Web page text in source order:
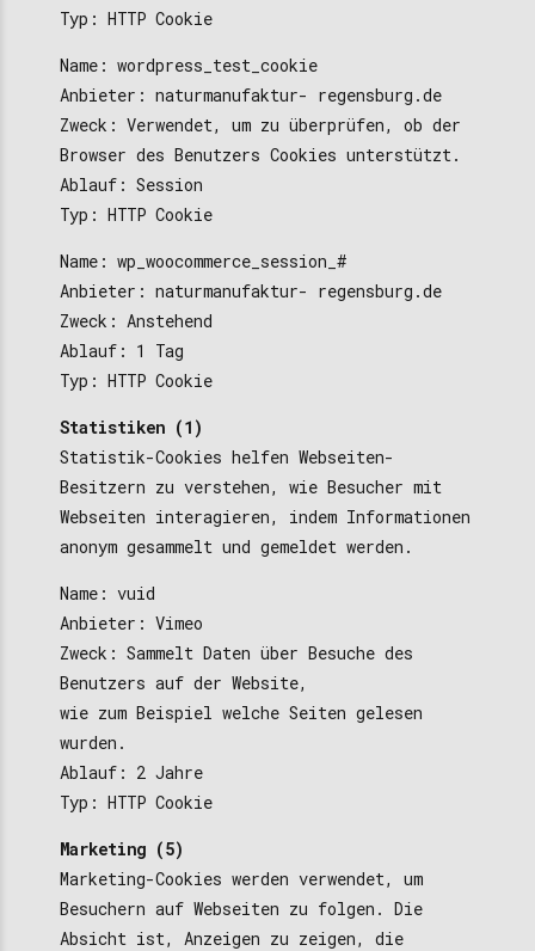
Typ: HTTP Cookie
Name: wordpress_test_cookie
Anbieter: naturmanufaktur- regensburg.de
Zweck: Verwendet, um zu überprüfen, ob der
Browser des Benutzers Cookies unterstützt.
Ablauf: Session
Typ: HTTP Cookie
Name: wp_woocommerce_session_#
Anbieter: naturmanufaktur- regensburg.de
Zweck: Anstehend
Ablauf: 1 Tag
Typ: HTTP Cookie
Statistiken (1)
Statistik-Cookies helfen Webseiten-
Besitzern zu verstehen, wie Besucher mit
Webseiten interagieren, indem Informationen
anonym gesammelt und gemeldet werden.
Name: vuid
Anbieter: Vimeo
Zweck: Sammelt Daten über Besuche des
Benutzers auf der Website,
wie zum Beispiel welche Seiten gelesen
wurden.
Ablauf: 2 Jahre
Typ: HTTP Cookie
Marketing (5)
Marketing-Cookies werden verwendet, um
Besuchern auf Webseiten zu folgen. Die
Absicht ist, Anzeigen zu zeigen, die